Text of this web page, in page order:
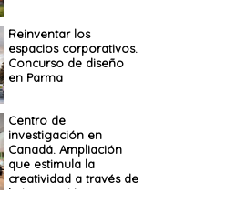
Reinventar los
espacios corporativos.
Concurso de diseño
en Parma
Centro de
investigación en
Canadá. Ampliación
que estimula la
creatividad a través de
la interacción